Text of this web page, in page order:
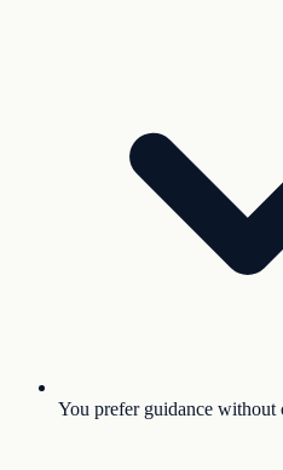
You prefer guidance without